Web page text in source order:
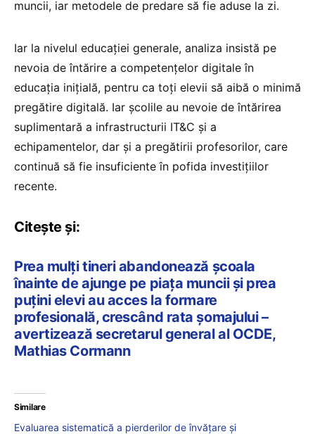
muncii, iar metodele de predare să fie aduse la zi.
Iar la nivelul educației generale, analiza insistă pe
nevoia de întărire a competențelor digitale în
educația inițială, pentru ca toți elevii să aibă o minimă
pregătire digitală. Iar școlile au nevoie de întărirea
suplimentară a infrastructurii IT&C și a
echipamentelor, dar și a pregătirii profesorilor, care
continuă să fie insuficiente în pofida investițiilor
recente.
Citește și:
Prea mulți tineri abandonează școala
înainte de ajunge pe piața muncii și prea
puțini elevi au acces la formare
profesională, crescând rata șomajului –
avertizează secretarul general al OCDE,
Mathias Cormann
Similare
Evaluarea sistematică a pierderilor de învățare și